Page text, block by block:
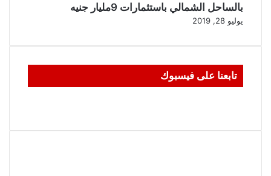
بالساحل الشمالي باستثمارات 9مليار جنيه
يوليو 28, 2019
تابعنا على فيسبوك